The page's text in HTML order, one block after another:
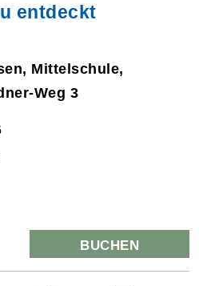
entdeckt
Mittelschule,
Weg 3
BUCHEN